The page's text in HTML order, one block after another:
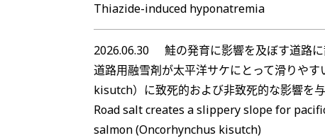
Thiazide-induced hyponatremia
2026.06.30
鮭の発育に影響を及ぼす道路
道路用融雪剤が太平洋サケにとって滑りや
kisutch）に致死的および非致死的な影響を
Road salt creates a slippery slope for
salmon (Oncorhynchus kisutch)